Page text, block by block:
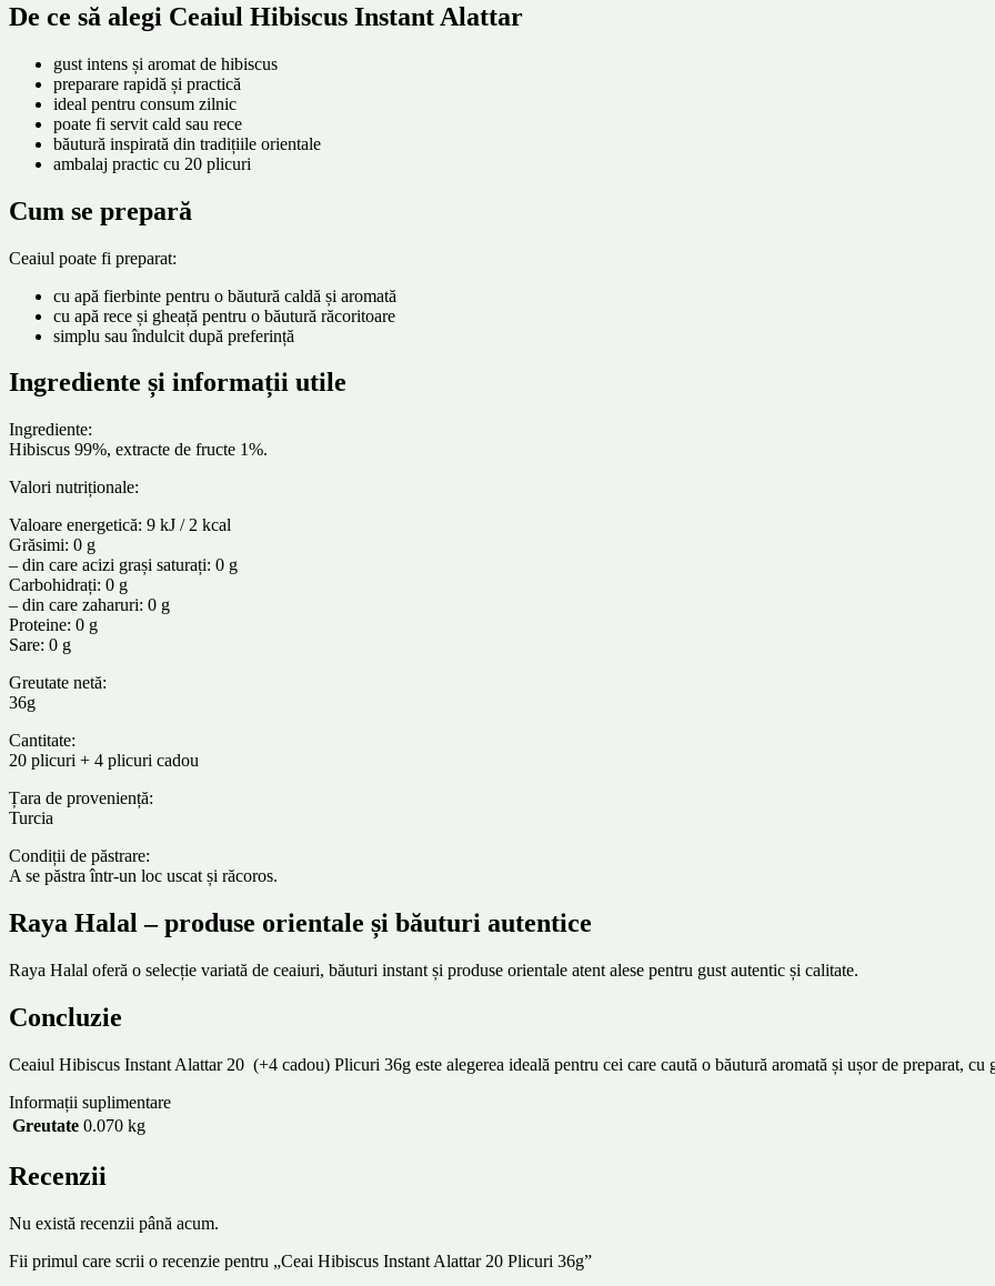
De ce să alegi Ceaiul Hibiscus Instant Alattar
gust intens și aromat de hibiscus
preparare rapidă și practică
ideal pentru consum zilnic
poate fi servit cald sau rece
băutură inspirată din tradițiile orientale
ambalaj practic cu 20 plicuri
Cum se prepară
Ceaiul poate fi preparat:
cu apă fierbinte pentru o băutură caldă și aromată
cu apă rece și gheață pentru o băutură răcoritoare
simplu sau îndulcit după preferință
Ingrediente și informații utile
Ingrediente:
Hibiscus 99%, extracte de fructe 1%.
Valori nutriționale:
Valoare energetică: 9 kJ / 2 kcal
Grăsimi: 0 g
– din care acizi grași saturați: 0 g
Carbohidrați: 0 g
– din care zaharuri: 0 g
Proteine: 0 g
Sare: 0 g
Greutate netă:
36g
Cantitate:
20 plicuri + 4 plicuri cadou
Țara de proveniență:
Turcia
Condiții de păstrare:
A se păstra într-un loc uscat și răcoros.
Raya Halal – produse orientale și băuturi autentice
Raya Halal oferă o selecție variată de ceaiuri, băuturi instant și produse orientale atent alese pentru gust autentic și calitate.
Concluzie
Ceaiul Hibiscus Instant Alattar 20 (+4 cadou) Plicuri 36g este alegerea ideală pentru cei care caută o băutură aromată și ușor de preparat, cu
Informații suplimentare
Greutate 0.070 kg
Recenzii
Nu există recenzii până acum.
Fii primul care scrii o recenzie pentru „Ceai Hibiscus Instant Alattar 20 Plicuri 36g”